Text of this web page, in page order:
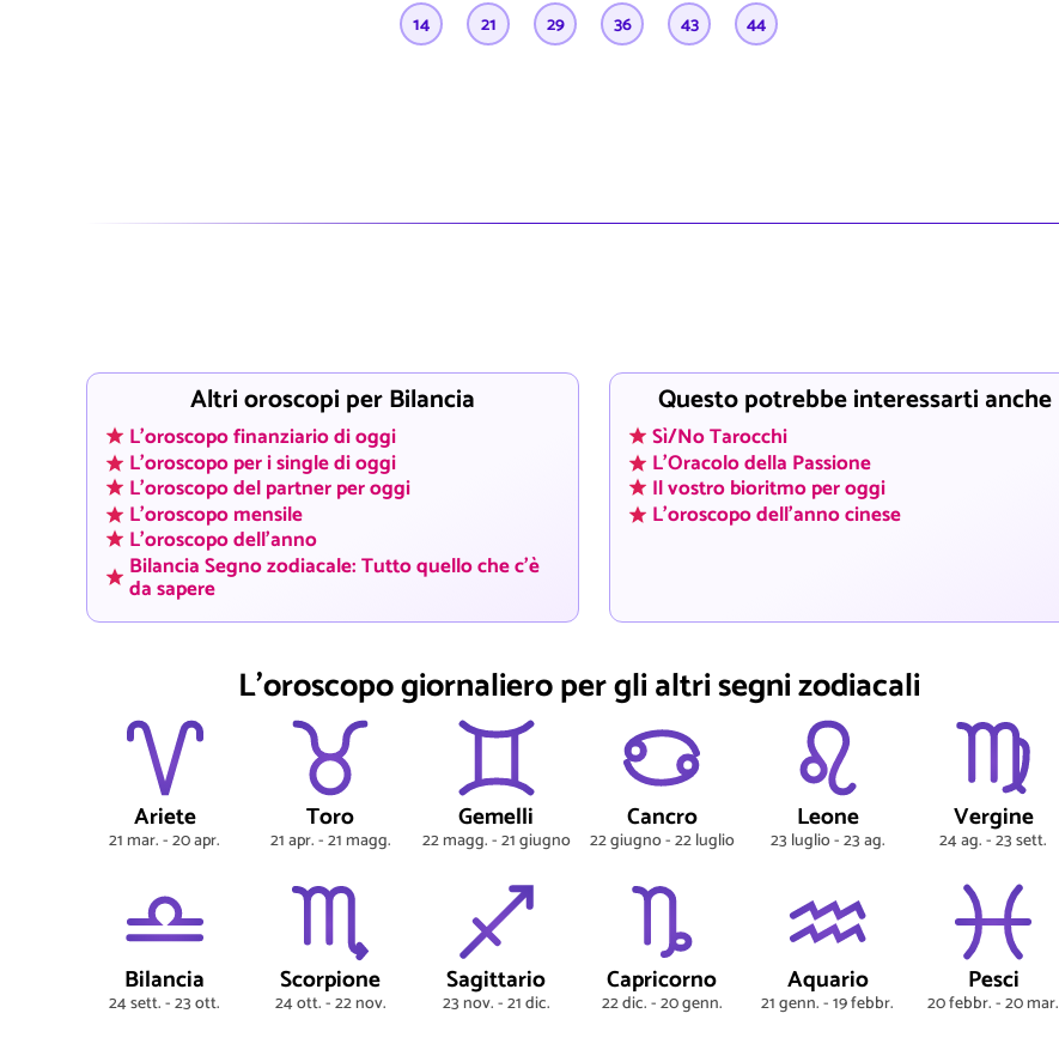
14
21 29 36 43 44
Altri oroscopi per Bilancia
L'oroscopo finanziario di oggi
L'oroscopo per i single di oggi
L'oroscopo del partner per oggi
L'oroscopo mensile
L'oroscopo dell'anno
Bilancia Segno zodiacale: Tutto quello che c'è
da sapere
Questo potrebbe interessarti anche
Sì/No Tarocchi
L'Oracolo della Passione
Il vostro bioritmo per oggi
L'oroscopo dell'anno cinese
L'oroscopo giornaliero per gli altri segni zodiacali
Ariete
21 mar. - 20 apr.
Toro
21 apr. - 21 magg.
Gemelli
22 magg. - 21 giugno
Cancro
22 giugno - 22 luglio
Leone
23 luglio - 23 ag.
Vergine
24 ag. - 23 sett.
Bilancia
24 sett. - 23 ott.
Scorpione
24 ott. - 22 nov.
Sagittario
23 nov. - 21 dic.
Capricorno
22 dic. - 20 genn.
Aquario
21 genn. - 19 febbr.
Pesci
20 febbr. - 20 mar.